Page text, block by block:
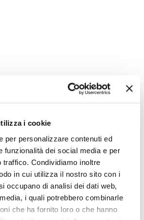
i cookie
per personalizzare contenuti ed
funzionalità dei social media e per
traffico. Condividiamo inoltre
in cui utilizza il nostro sito con i
occupano di analisi dei dati web,
i quali potrebbero combinarle
che ha fornito loro o che hanno